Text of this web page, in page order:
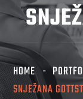
HOME
SNJEŽANA